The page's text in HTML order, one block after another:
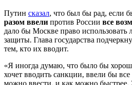
Путин сказал, что был бы рад, если
разом ввели против России все
дало бы Москве право
защиты. Глава государства
тем, кто их вводит.
«Я иногда думаю, что было бы
хочет вводить санкции, ввели бы
можно ввести, и как можно быстрее.